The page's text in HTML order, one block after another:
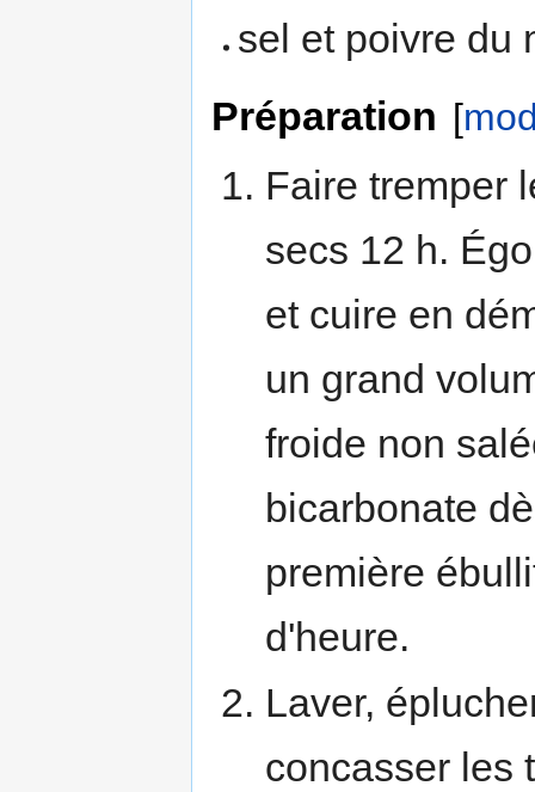
sel et poivre du
Préparation [
Faire tremper
secs 12 h.
et cuire en
un grand
froide non
bicarbonate
première
d'heure.
Laver,
concasser les